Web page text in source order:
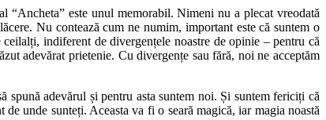
“Ancheta” este unul memorabil. Nimeni nu a plecat vreodată
Nu contează cum ne numim, important este că suntem o
indiferent de divergențele noastre de opinie – pentru că
adevărat prietenie. Cu divergențe sau fără, noi ne acceptăm
adevărul și pentru asta suntem noi. Și suntem fericiți că
unde sunteți. Aceasta va fi o seară magică, iar magia noastă